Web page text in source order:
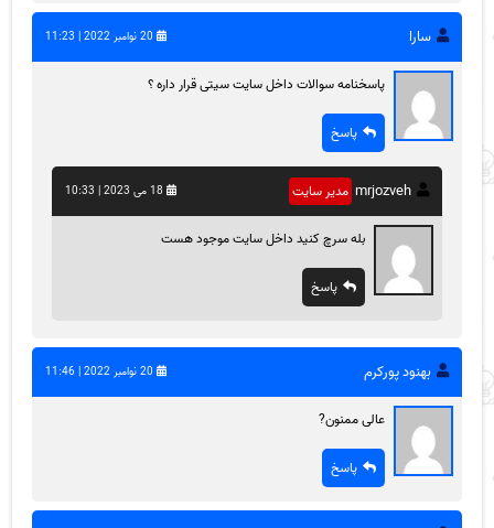
سارا 20 نوامبر 2022 | 11:23
پاسخنامه سوالات داخل سایت سیتی قرار داره ؟
پاسخ
mrjozveh مدیر سایت 18 می 2023 | 10:33
بله سرچ کنید داخل سایت موجود هست
پاسخ
بهنود پورکرم 20 نوامبر 2022 | 11:46
عالی ممنون?
پاسخ